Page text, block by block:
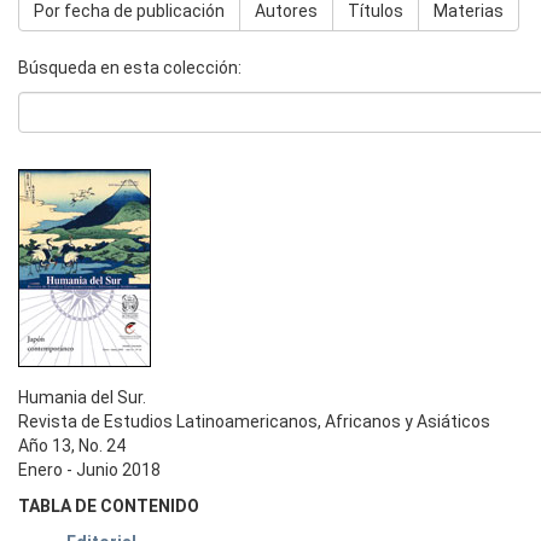
Por fecha de publicación Autores Títulos Materias
Búsqueda en esta colección:
Humania del Sur.
Revista de Estudios Latinoamericanos, Africanos y Asiáticos
Año 13, No. 24
Enero - Junio 2018
TABLA DE CONTENIDO